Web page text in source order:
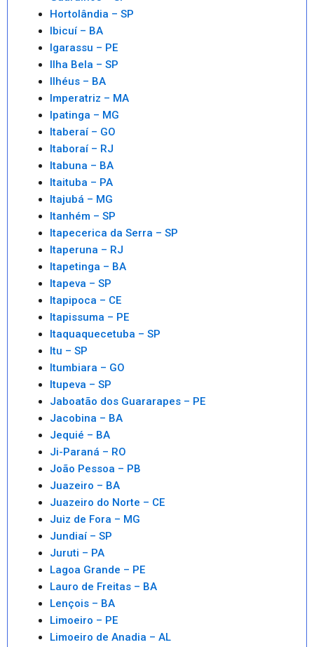
Hortolândia – SP
Ibicuí – BA
Igarassu – PE
Ilha Bela – SP
Ilhéus – BA
Imperatriz – MA
Ipatinga – MG
Itaberaí – GO
Itaboraí – RJ
Itabuna – BA
Itaituba – PA
Itajubá – MG
Itanhém – SP
Itapecerica da Serra – SP
Itaperuna – RJ
Itapetinga – BA
Itapeva – SP
Itapipoca – CE
Itapissuma – PE
Itaquaquecetuba – SP
Itu – SP
Itumbiara – GO
Itupeva – SP
Jaboatão dos Guararapes – PE
Jacobina – BA
Jequié – BA
Ji-Paraná – RO
João Pessoa – PB
Juazeiro – BA
Juazeiro do Norte – CE
Juiz de Fora – MG
Jundiaí – SP
Juruti – PA
Lagoa Grande – PE
Lauro de Freitas – BA
Lençois – BA
Limoeiro – PE
Limoeiro de Anadia – AL